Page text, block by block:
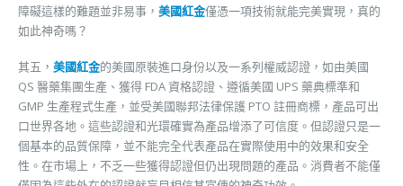
障礙這樣的難題並非易事， 美國紅金僅憑一項技術就能完美實現，真的
如此神奇嗎？
其五， 美國紅金的美國原裝進口身份以及一系列權威認證，如由美國
QS 醫藥集團生產、獲得 FDA 資格認證、遵循美國 UPS 藥典標準和
GMP 生產程式生產，並受美國聯邦法律保護 PTO 註冊商標，產品可出
口世界各地。這些認證和光環確實為產品增添了可信度。但認證只是一
個基本的品質保障，並不能完全代表產品在實際使用中的效果和安全
性。在市場上，不乏一些獲得認證但仍出現問題的產品。消費者不能僅